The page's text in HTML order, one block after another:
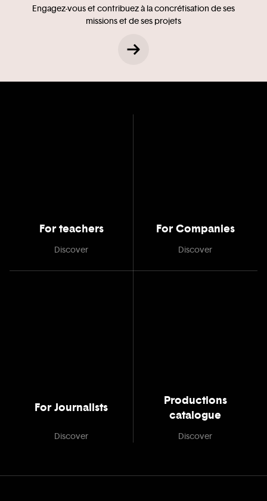
Engagez-vous et contribuez à la concrétisation de ses
missions et de ses projets
For teachers
Discover
For Companies
Discover
For Journalists
Discover
Productions
catalogue
Discover